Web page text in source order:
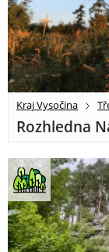
Kraj Vysočina
Rozhledna